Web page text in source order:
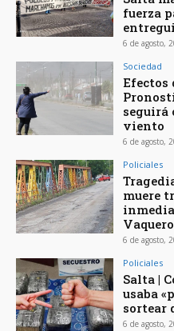
fuerza
6 de agosto,
Sociedad
Efectos
seguirá
viento
6 de agosto,
Policiales
muere
6 de agosto,
Policiales
Salta |
usaba
sortear
6 de agosto,